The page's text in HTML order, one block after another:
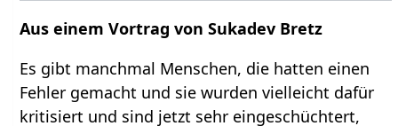
Aus einem Vortrag von Sukadev Bretz
Es gibt manchmal Menschen, die hatten einen
Fehler gemacht und sie wurden vielleicht dafür
kritisiert und sind jetzt sehr eingeschüchtert,